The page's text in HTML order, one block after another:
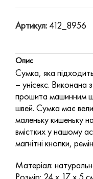
Артикул: 412_8956
Опис
Сумка, яка
– унісекс. Виконана
прошита машинним
швей. Сумка має
маленьку кишеньку
вмістких у нашому
магнітні кнопки,
Матеріал: